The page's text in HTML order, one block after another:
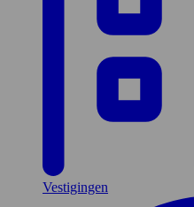
Vestigingen